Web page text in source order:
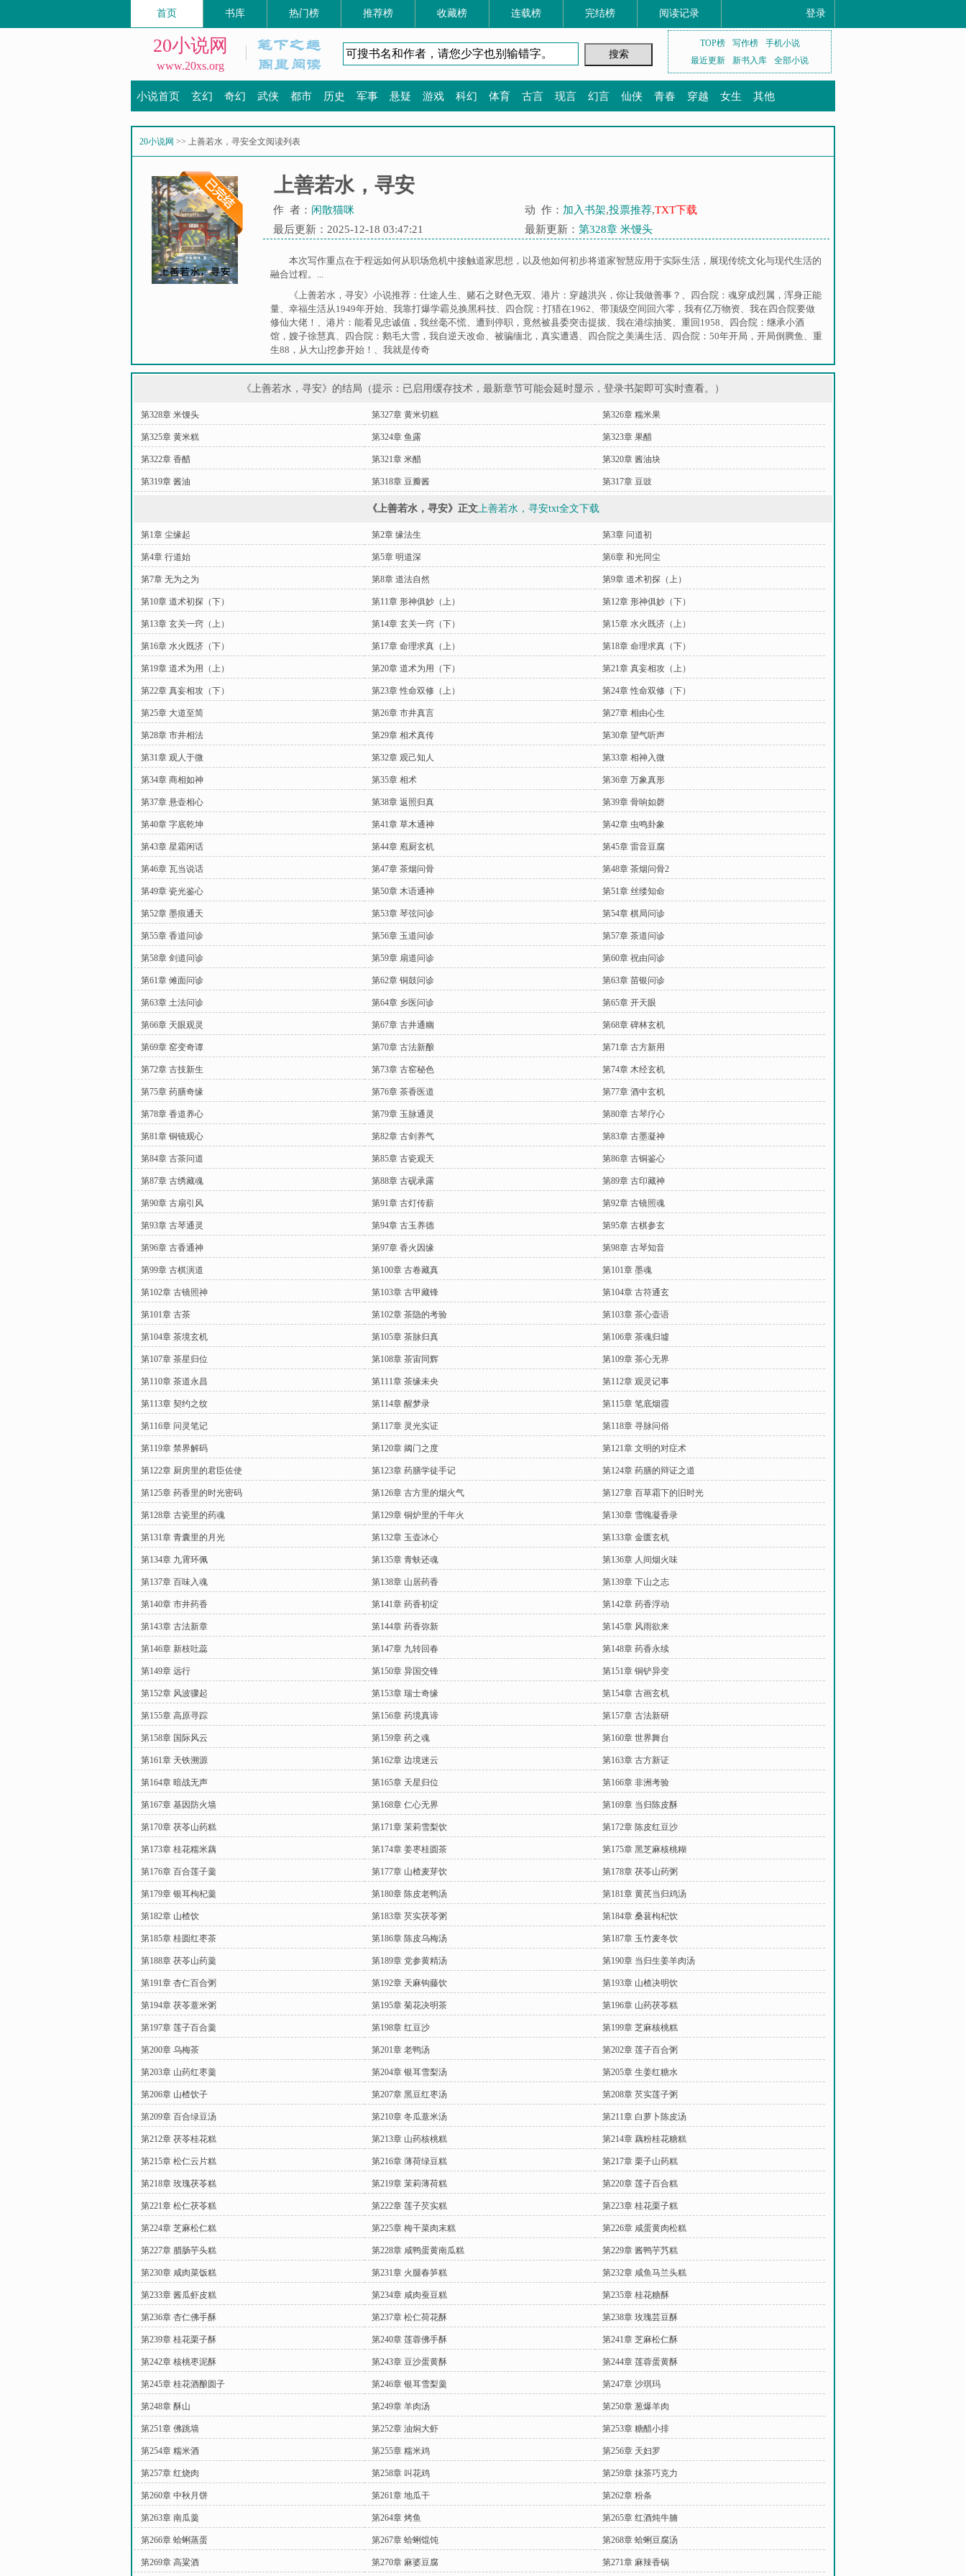
首页 书库 热门榜 推荐榜 收藏榜 连载榜 完结榜 阅读记录 登录
20小说网
www.20xs.org
TOP榜 写作榜
手机小说
最近更新
新书入库 全部小说
小说首页 玄幻 奇幻 武侠 都市 历史 军事 悬疑 游戏 科幻 体育 古言 现言 幻言 仙侠 青春 穿越 女生 其他
20小说网 >> 上善若水，寻安全文阅读列表
上善若水，寻安
作 者： 闲散猫咪 动 作： 加入书架,投票推荐,TXT下载
最后更新：2025-12-18 03:47:21
最新更新： 第328章 米馒头
本次写作重点在于程远如何从职场危机中接触道家思想，以及他如何初步将道家智慧应用于实际生活，展现传统文化与现代生活的
融合过程。...
《上善若水，寻安》小说推荐： 仕途人生、 赌石之财色无双、 港片：穿越洪兴，你让我做善事？ 、
四合院：魂穿成烈属，浑身正能
量、 幸福生活从1949年开始、 我靠打爆学霸兑换黑科技、 四合院：打猎在1962、 带顶级空间回六零，我有亿万物资、 我在四合院要做
修仙大佬！ 、 港片：能看见忠诚值，我丝毫不慌、 遭到停职，竟然被县委突击提拔、 我在港综抽奖、 重回1958、
四合院：继承小酒
馆，嫂子徐慧真、 四合院：鹅毛大雪，我自逆天改命、 被骗缅北，真实遭遇、 四合院之美满生活、 四合院：50年开局，开局倒腾鱼 、 重
生88，从大山挖参开始！ 、 我就是传奇
《上善若水，寻安》的结局（提示：已启用缓存技术，最新章节可能会延时显示，登录书架即可实时查看。）
第328章 米馒头 第327章 黄米切糕 第326章 糯米果
第325章 黄米糕 第324章 鱼露 第323章 果醋
第322章 香醋 第321章 米醋 第320章 酱油块
第319章 酱油 第318章 豆瓣酱 第317章 豆豉
《上善若水，寻安》正文上善若水，寻安txt全文下载
第1章 尘缘起 第2章 缘法生 第3章 问道初
第4章 行道始 第5章 明道深 第6章 和光同尘
第7章 无为之为 第8章 道法自然 第9章 道术初探（上）
第10章 道术初探（下） 第11章 形神俱妙（上） 第12章 形神俱妙（下）
第13章 玄关一窍（上） 第14章 玄关一窍（下） 第15章 水火既济（上）
第16章 水火既济（下） 第17章 命理求真（上） 第18章 命理求真（下）
第19章 道术为用（上） 第20章 道术为用（下） 第21章 真妄相攻（上）
第22章 真妄相攻（下） 第23章 性命双修（上） 第24章 性命双修（下）
第25章 大道至简 第26章 市井真言 第27章 相由心生
第28章 市井相法 第29章 相术真传 第30章 望气听声
第31章 观人于微 第32章 观己知人 第33章 相神入微
第34章 商相如神 第35章 相术 第36章 万象真形
第37章 悬壶相心 第38章 返照归真 第39章 骨响如磬
第40章 字底乾坤 第41章 草木通神 第42章 虫鸣卦象
第43章 星霜闲话 第44章 庖厨玄机 第45章 雷音豆腐
第46章 瓦当说话 第47章 茶烟问骨 第48章 茶烟问骨2
第49章 瓷光鉴心 第50章 木语通神 第51章 丝缕知命
第52章 墨痕通天 第53章 琴弦问诊 第54章 棋局问诊
第55章 香道问诊 第56章 玉道问诊 第57章 茶道问诊
第58章 剑道问诊 第59章 扇道问诊 第60章 祝由问诊
第61章 傩面问诊 第62章 铜鼓问诊 第63章 苗银问诊
第63章 土法问诊 第64章 乡医问诊 第65章 开天眼
第66章 天眼观灵 第67章 古井通幽 第68章 碑林玄机
第69章 窑变奇谭 第70章 古法新酿 第71章 古方新用
第72章 古技新生 第73章 古窑秘色 第74章 木经玄机
第75章 药膳奇缘 第76章 茶香医道 第77章 酒中玄机
第78章 香道养心 第79章 玉脉通灵 第80章 古琴疗心
第81章 铜镜观心 第82章 古剑养气 第83章 古墨凝神
第84章 古茶问道 第85章 古瓷观天 第86章 古铜鉴心
第87章 古绣藏魂 第88章 古砚承露 第89章 古印藏神
第90章 古扇引风 第91章 古灯传薪 第92章 古镜照魂
第93章 古琴通灵 第94章 古玉养德 第95章 古棋参玄
第96章 古香通神 第97章 香火因缘 第98章 古琴知音
第99章 古棋演道 第100章 古卷藏真 第101章 墨魂
第102章 古镜照神 第103章 古甲藏锋 第104章 古符通玄
第101章 古茶 第102章 茶隐的考验 第103章 茶心壶语
第104章 茶境玄机 第105章 茶脉归真 第106章 茶魂归墟
第107章 茶星归位 第108章 茶宙同辉 第109章 茶心无界
第110章 茶道永昌 第111章 茶缘未央 第112章 观灵记事
第113章 契约之纹 第114章 醒梦录 第115章 笔底烟霞
第116章 问灵笔记 第117章 灵光实证 第118章 寻脉问俗
第119章 禁界解码 第120章 阈门之度 第121章 文明的对症术
第122章 厨房里的君臣佐使 第123章 药膳学徒手记 第124章 药膳的辩证之道
第125章 药香里的时光密码 第126章 古方里的烟火气 第127章 百草霜下的旧时光
第128章 古瓷里的药魂 第129章 铜炉里的千年火 第130章 雪魄凝香录
第131章 青囊里的月光 第132章 玉壶冰心 第133章 金匮玄机
第134章 九霄环佩 第135章 青蚨还魂 第136章 人间烟火味
第137章 百味入魂 第138章 山居药香 第139章 下山之志
第140章 市井药香 第141章 药香初绽 第142章 药香浮动
第143章 古法新章 第144章 药香弥新 第145章 风雨欲来
第146章 新枝吐蕊 第147章 九转回春 第148章 药香永续
第149章 远行 第150章 异国交锋 第151章 铜铲异变
第152章 风波骤起 第153章 瑞士奇缘 第154章 古画玄机
第155章 高原寻踪 第156章 药境真谛 第157章 古法新研
第158章 国际风云 第159章 药之魂 第160章 世界舞台
第161章 天铁溯源 第162章 边境迷云 第163章 古方新证
第164章 暗战无声 第165章 天星归位 第166章 非洲考验
第167章 基因防火墙 第168章 仁心无界 第169章 当归陈皮酥
第170章 茯苓山药糕 第171章 茉莉雪梨饮 第172章 陈皮红豆沙
第173章 桂花糯米藕 第174章 姜枣桂圆茶 第175章 黑芝麻核桃糊
第176章 百合莲子羹 第177章 山楂麦芽饮 第178章 茯苓山药粥
第179章 银耳枸杞羹 第180章 陈皮老鸭汤 第181章 黄芪当归鸡汤
第182章 山楂饮 第183章 芡实茯苓粥 第184章 桑葚枸杞饮
第185章 桂圆红枣茶 第186章 陈皮乌梅汤 第187章 玉竹麦冬饮
第188章 茯苓山药羹 第189章 党参黄精汤 第190章 当归生姜羊肉汤
第191章 杏仁百合粥 第192章 天麻钩藤饮 第193章 山楂决明饮
第194章 茯苓薏米粥 第195章 菊花决明茶 第196章 山药茯苓糕
第197章 莲子百合羹 第198章 红豆沙 第199章 芝麻核桃糕
第200章 乌梅茶 第201章 老鸭汤 第202章 莲子百合粥
第203章 山药红枣羹 第204章 银耳雪梨汤 第205章 生姜红糖水
第206章 山楂饮子 第207章 黑豆红枣汤 第208章 芡实莲子粥
第209章 百合绿豆汤 第210章 冬瓜薏米汤 第211章 白萝卜陈皮汤
第212章 茯苓桂花糕 第213章 山药核桃糕 第214章 藕粉桂花糖糕
第215章 松仁云片糕 第216章 薄荷绿豆糕 第217章 栗子山药糕
第218章 玫瑰茯苓糕 第219章 茉莉薄荷糕 第220章 莲子百合糕
第221章 松仁茯苓糕 第222章 莲子芡实糕 第223章 桂花栗子糕
第224章 芝麻松仁糕 第225章 梅干菜肉末糕 第226章 咸蛋黄肉松糕
第227章 腊肠芋头糕 第228章 咸鸭蛋黄南瓜糕 第229章 酱鸭芋艿糕
第230章 咸肉菜饭糕 第231章 火腿春笋糕 第232章 咸鱼马兰头糕
第233章 酱瓜虾皮糕 第234章 咸肉蚕豆糕 第235章 桂花糖酥
第236章 杏仁佛手酥 第237章 松仁荷花酥 第238章 玫瑰芸豆酥
第239章 桂花栗子酥 第240章 莲蓉佛手酥 第241章 芝麻松仁酥
第242章 核桃枣泥酥 第243章 豆沙蛋黄酥 第244章 莲蓉蛋黄酥
第245章 桂花酒酿圆子 第246章 银耳雪梨羹 第247章 沙琪玛
第248章 酥山 第249章 羊肉汤 第250章 葱爆羊肉
第251章 佛跳墙 第252章 油焖大虾 第253章 糖醋小排
第254章 糯米酒 第255章 糯米鸡 第256章 天妇罗
第257章 红烧肉 第258章 叫花鸡 第259章 抹茶巧克力
第260章 中秋月饼 第261章 地瓜干 第262章 粉条
第263章 南瓜羹 第264章 烤鱼 第265章 红酒炖牛腩
第266章 蛤蜊蒸蛋 第267章 蛤蜊馄饨 第268章 蛤蜊豆腐汤
第269章 高粱酒 第270章 麻婆豆腐 第271章 麻辣香锅